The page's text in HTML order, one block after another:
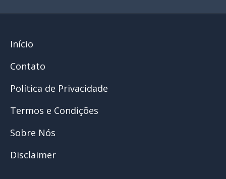
Início
Contato
Política de Privacidade
Termos e Condições
Sobre Nós
Disclaimer